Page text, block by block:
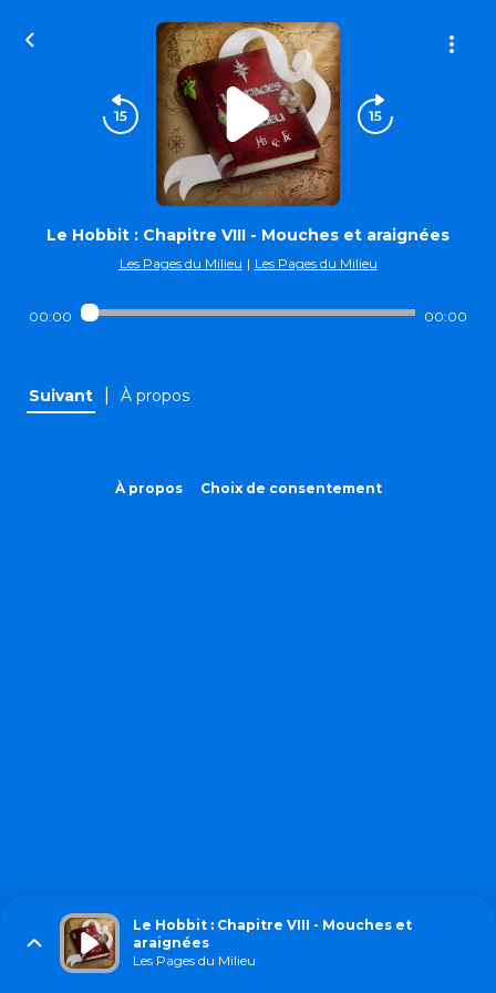
Le Hobbit : Chapitre VIII - Mouches et araignées
Les Pages du Milieu | Les Pages du Milieu
00:00 00:00
Suivant À propos
À propos Choix de consentement
Le Hobbit : Chapitre VIII - Mouches et
araignées
Les Pages du Milieu